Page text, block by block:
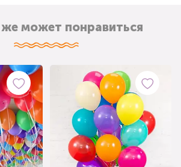
может понравиться